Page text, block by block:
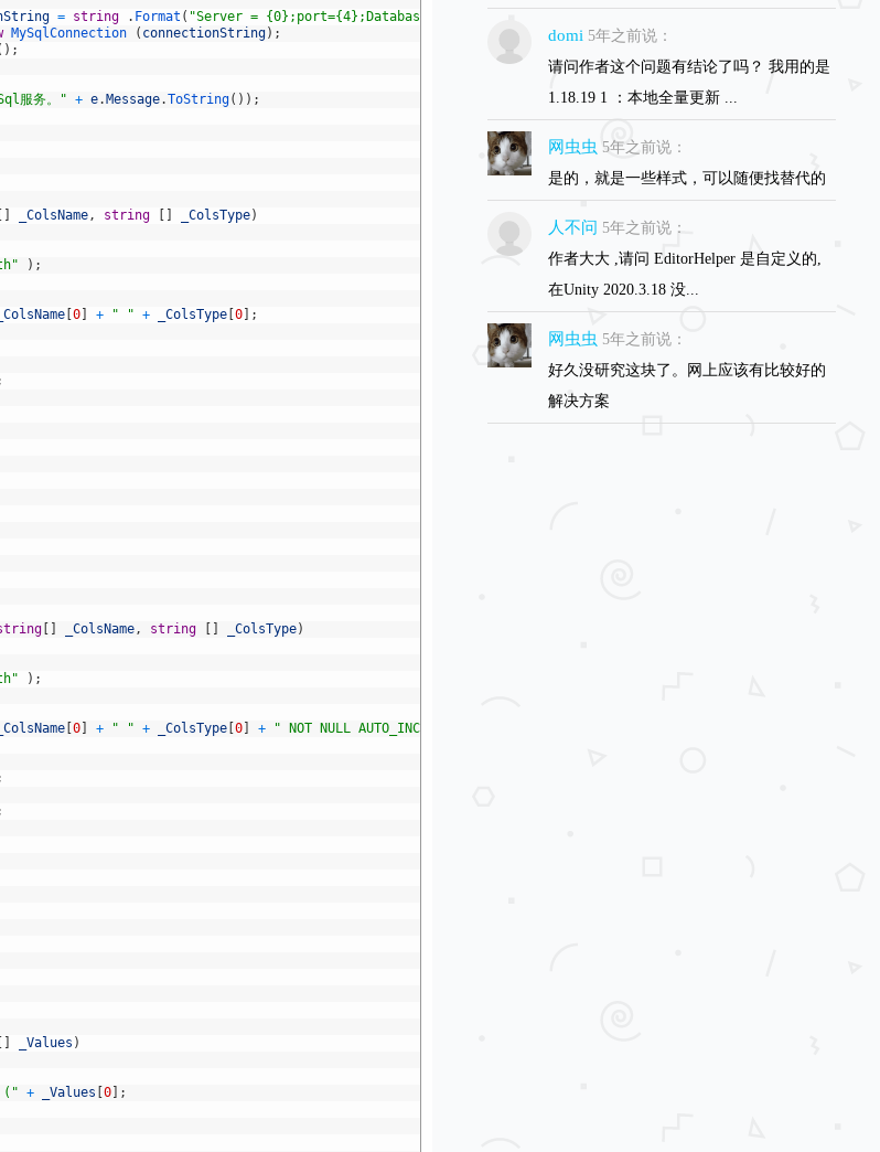
= string . Format ( "Server = {0};port={4};Database = {1}; User ID = {2}; Password = {3};"
MySqlConnection ( connectionString) ;
) ;
服务。" + e. Message.ToString( ) ) ;
_ColsName, string _ColsType)
) ;
_ColsName [0 + " " + _ColsType [0 ;
_ColsName, string _ColsType)
) ;
_ColsName [0 + " " + _ColsType [0 + " NOT NULL AUTO_INCREMENT"
_Values )
(" + _Values [0 ;
domi 5年之前说：
请问作者这个问题有结论了吗？ 我用的是
1.18.19 1 ：本地全量更新 ...
网虫虫 5年之前说：
是的，就是一些样式，可以随便找替代的
人不问 5年之前说：
作者大大 ,请问 EditorHelper 是自定义的,
在Unity 2020.3.18 没...
网虫虫 5年之前说：
好久没研究这块了。网上应该有比较好的
解决方案